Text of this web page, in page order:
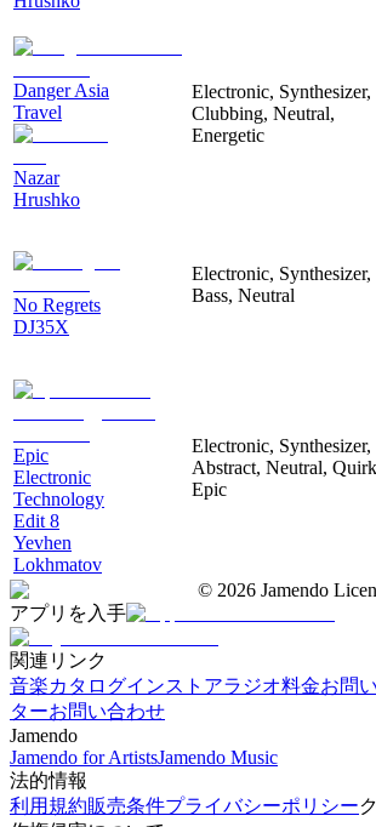
Danger Asia
Travel
Nazar
Hrushko
Electronic, Synthesizer,
Clubbing, Neutral,
Energetic
No Regrets
DJ35X
Electronic, Synthesizer,
Bass, Neutral
Epic
Electronic
Technology
Edit 8
Yevhen
Lokhmatov
Electronic, Synthesizer,
Abstract, Neutral,
Epic
© 2026 Jamendo
アプリを入手
関連リンク
音楽カタログインストアラジオ料金お問
ターお問い合わせ
Jamendo
Jamendo for ArtistsJamendo Music
法的情報
利用規約販売条件プライバシーポリシー